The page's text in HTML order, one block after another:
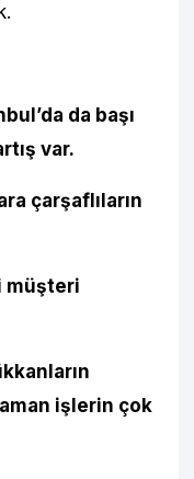
da başı
var.
çarşaflıların
müşteri
işlerin çok